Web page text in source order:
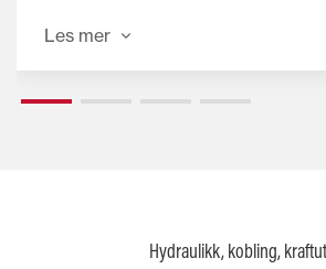
smidige, brukervennlige manuelle
girkasser.
Les mer
Hydraulikk, kobling,